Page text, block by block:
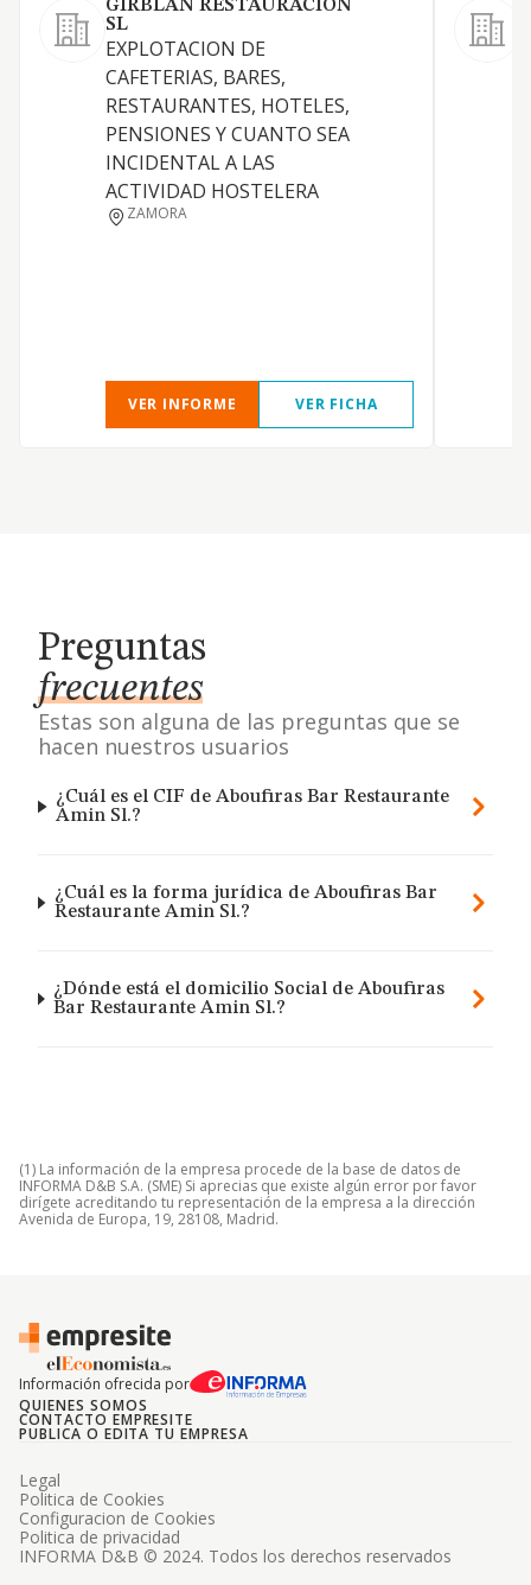
GIRBLAN RESTAURACION
SL
EXPLOTACION DE
CAFETERIAS, BARES,
RESTAURANTES, HOTELES,
PENSIONES Y CUANTO SEA
INCIDENTAL A LAS
ACTIVIDAD HOSTELERA
ZAMORA
VER INFORME VER FICHA
Preguntas
frecuentes
Estas son alguna de las preguntas que se
hacen nuestros usuarios
¿Cuál es el CIF de Aboufiras Bar Restaurante
Amin Sl.?
¿Cuál es la forma jurídica de Aboufiras Bar
Restaurante Amin Sl.?
¿Dónde está el domicilio Social de Aboufiras
Bar Restaurante Amin Sl.?
(1) La información de la empresa procede de la base de datos de
INFORMA D&B S.A. (SME) Si aprecias que existe algún error por favor
dirígete acreditando tu representación de la empresa a la dirección
Avenida de Europa, 19, 28108, Madrid.
Información ofrecida por
QUIENES SOMOS
CONTACTO EMPRESITE
PUBLICA O EDITA TU EMPRESA
INFORMA D&B © 2024. Todos los derechos reservados
Legal
Politica de Cookies
Configuracion de Cookies
Politica de privacidad